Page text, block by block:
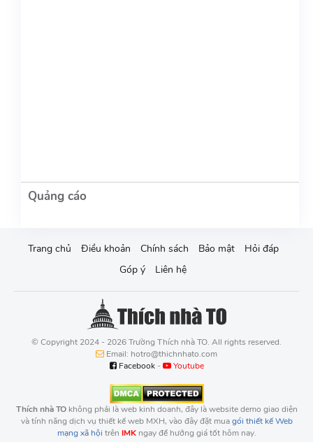
Trang chủ Điều khoản Chính sách Bảo mật
Hỏi đáp
Góp ý
Liên hệ
© Copyright 2024 - 2026 Trường Thích nhà TO. All rights reserved.
Email: hotro@thichnhato.com
Facebook- Youtube
Thích nhà TOkhông phải là web kinh doanh, đây là website demo giao diện
và tính năng dịch vụ thiết kế web MXH, vào đây đặt muagói thiết kế Web
mạng xã hội trên IMKngay để hưởng giá tốt hôm nay.